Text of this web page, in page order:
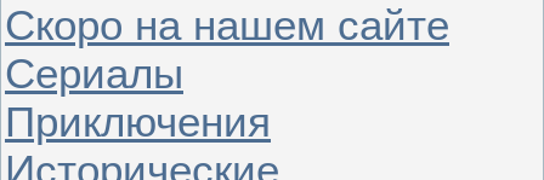
Скоро на нашем сайте
Сериалы
Приключения
Исторические